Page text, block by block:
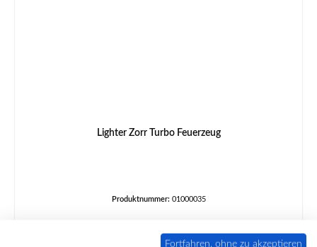
Lighter Zorr Turbo Feuerzeug
Produktnummer: 01000035
Fortfahren, ohne zu akzeptieren